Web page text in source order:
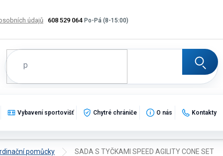
608 529 064
údajů Výměna, vrácení a reklamace zboží
Vybavení sportovišť Chytré chrániče O nás Kontakty
pomůcky SADA S TYČKAMI SPEED AGILITY CONE SET